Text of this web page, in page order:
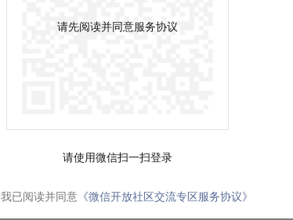
请先阅读并同意服务协议
请使用微信扫一扫登录
我已阅读并同意 《微信开放社区交流专区服务协议》